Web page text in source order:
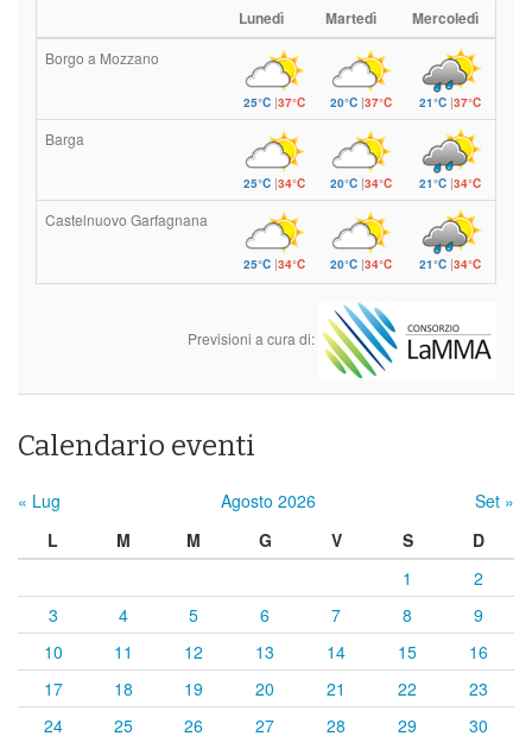
Lunedì Martedì Mercoledì
Borgo a Mozzano
25°C|37°C 20°C|37°C 21°C|37°C
Barga
25°C|34°C 20°C|34°C 21°C|34°C
Castelnuovo Garfagnana
25°C|34°C 20°C|34°C 21°C|34°C
Previsioni a cura di:
Calendario eventi
« Lug Agosto 2026
Set »
L
M M G V S
D
1
2
3
4 5 6 7 8
9
10
11 12 13 14 15
16
17
18 19 20 21 22
23
24
25 26 27 28 29 30